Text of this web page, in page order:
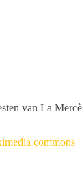
van La
commons